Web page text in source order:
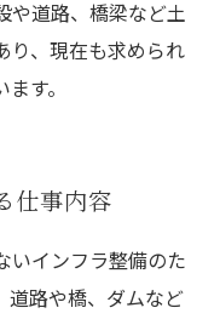
や道路、橋梁など土
り、現在も求められ
す。
仕事内容
いインフラ整備のた
道路や橋、ダムなど